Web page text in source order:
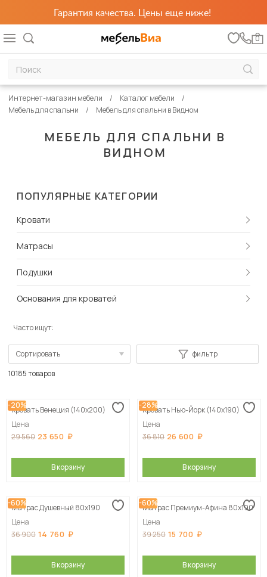
Гарантия качества. Цены еще ниже!
0
МЕБЕЛЬ ДЛЯ СПАЛЬНИ В
ВИДНОМ
Интернет-магазин мебели
Каталог мебели
Мебель для спальни
Мебель для спальни в Видном
ПОПУЛЯРНЫЕ КАТЕГОРИИ
Кровати
Матрасы
Подушки
Основания для кроватей
Часто ищут:
Сортировать
По популярности
Сначала дорогие
фильтр
10185 товаров
-20%
Кровать Венеция (140х200)
Цена
29 560 23 650
В корзину
-28%
Кровать Нью-Йорк (140х190)
Цена
36 810 26 600
В корзину
-60%
Матрас Душевный 80х190
Цена
36 900 14 760
В корзину
-60%
Матрас Премиум-Афина 80х190
Цена
39 250 15 700
В корзину